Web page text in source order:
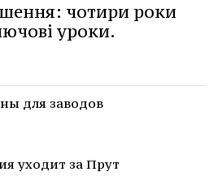
чотири роки
уроки.
для заводов
уходит за Прут